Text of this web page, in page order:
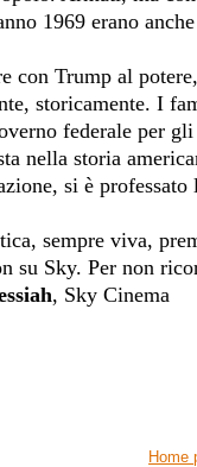
1969 erano
Trump al
storicamente. I
federale per
nella storia
si è
sempre viva,
su Sky. Per non
, Sky Cinema
Home